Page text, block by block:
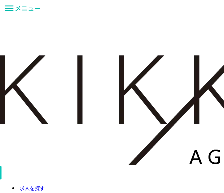
メニュー
求人を探す